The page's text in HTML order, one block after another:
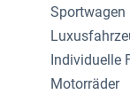
Sportwagen
Individuelle
Motorräder